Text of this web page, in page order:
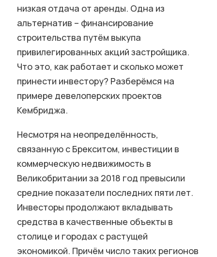
низкая отдача от аренды. Одна из
альтернатив – финансирование
строительства путём выкупа
привилегированных акций застройщика.
Что это, как работает и сколько может
принести инвестору? Разберёмся на
примере девелоперских проектов
Кембриджа.
Несмотря на неопределённость,
связанную с Брекситом, инвестиции в
коммерческую недвижимость в
Великобритании за 2018 год превысили
средние показатели последних пяти лет.
Инвесторы продолжают вкладывать
средства в качественные объекты в
столице и городах с растущей
экономикой. Причём число таких регионов